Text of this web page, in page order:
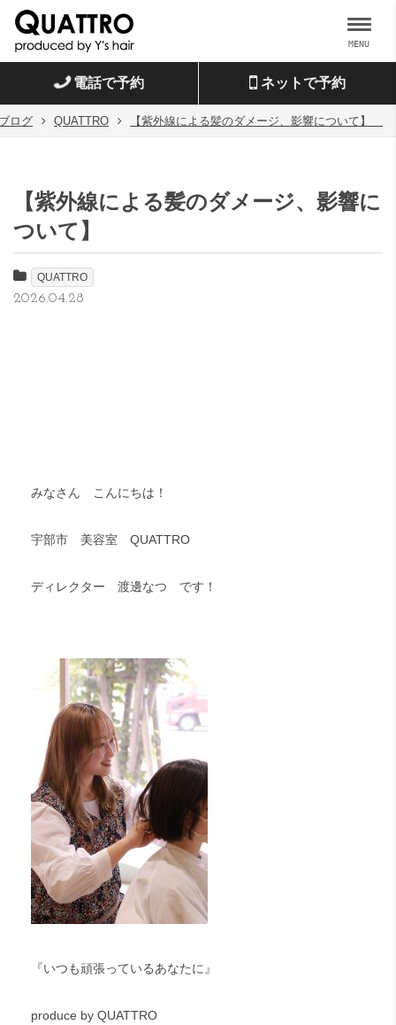
電話で予約 ネットで予約
ログ QUATTRO 【紫外線による髪のダメージ、影響について】
【紫外線による髪のダメージ、影響に
ついて】
QUATTRO
2026.04.28
みなさん こんにちは！
宇部市 美容室 QUATTRO
ディレクター 渡邊なつ です！
『いつも頑張っているあなたに』
produce by QUATTRO
MENU